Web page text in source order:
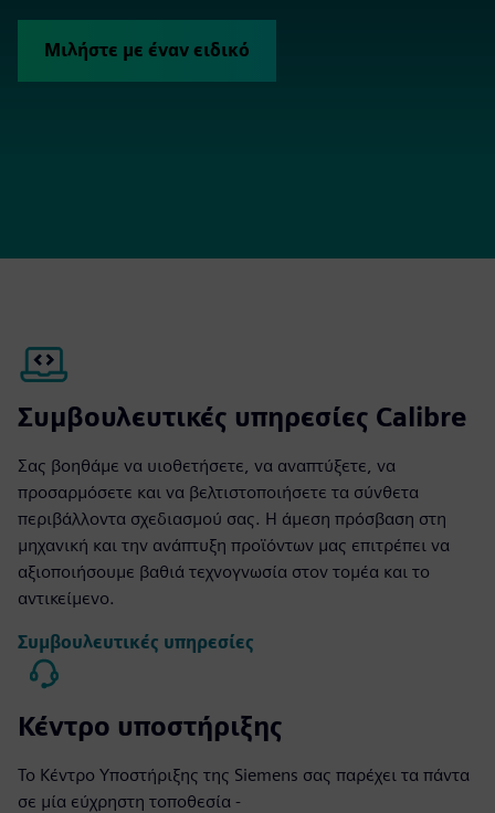
Μιλήστε με έναν ειδικό
Συμβουλευτικές υπηρεσίες Calibre
Σας βοηθάμε να υιοθετήσετε, να αναπτύξετε, να
προσαρμόσετε και να βελτιστοποιήσετε τα σύνθετα
περιβάλλοντα σχεδιασμού σας. Η άμεση πρόσβαση στη
μηχανική και την ανάπτυξη προϊόντων μας επιτρέπει να
αξιοποιήσουμε βαθιά τεχνογνωσία στον τομέα και το
αντικείμενο.
Συμβουλευτικές υπηρεσίες
Κέντρο υποστήριξης
Το Κέντρο Υποστήριξης της Siemens σας παρέχει τα πάντα
σε μία εύχρηστη τοποθεσία -